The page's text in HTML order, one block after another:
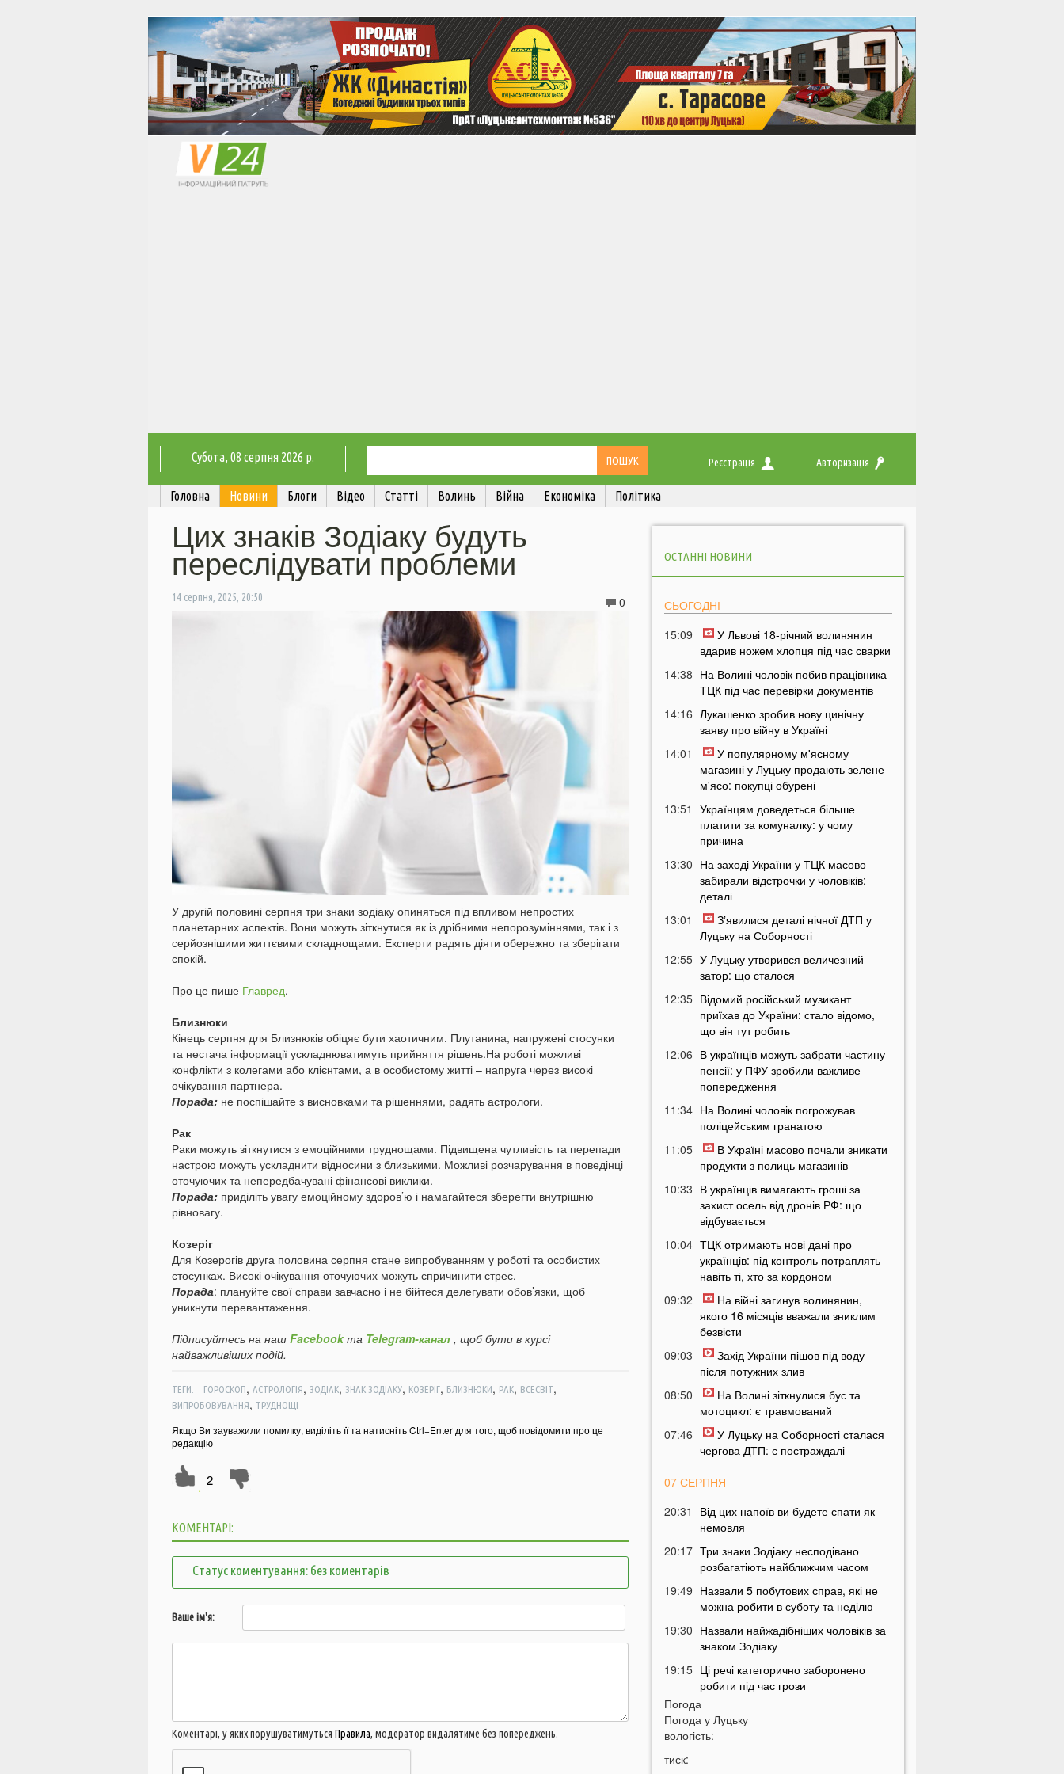
Субота, 08 серпня 2026 р. Реєстрація Авторизація
Головна Новини Блоги Відео Статті Волинь Війна Економіка Політика
Цих знаків Зодіаку будуть
переслідувати проблеми
14 серпня, 2025, 20:50 0
У другій половині серпня три знаки зодіаку опиняться під впливом непростих
планетарних аспектів. Вони можуть зіткнутися як із дрібними непорозуміннями, так і з
серйознішими життєвими складнощами. Експерти радять діяти обережно та зберігати
спокій.
Про це пише Главред.
Близнюки
Кінець серпня для Близнюків обіцяє бути хаотичним. Плутанина, напружені стосунки
та нестача інформації ускладнюватимуть прийняття рішень.На роботі можливі
конфлікти з колегами або клієнтами, а в особистому житті – напруга через високі
очікування партнера.
Порада: не поспішайте з висновками та рішеннями, радять астрологи.
Рак
Раки можуть зіткнутися з емоційними труднощами. Підвищена чутливість та перепади
настрою можуть ускладнити відносини з близькими. Можливі розчарування в поведінці
оточуючих та непередбачувані фінансові виклики.
Порада: приділіть увагу емоційному здоров’ю і намагайтеся зберегти внутрішню
рівновагу.
Козеріг
Для Козерогів друга половина серпня стане випробуванням у роботі та особистих
стосунках. Високі очікування оточуючих можуть спричинити стрес.
Порада: плануйте свої справи завчасно і не бійтеся делегувати обов’язки, щоб
уникнути перевантаження.
Підписуйтесь на наш Facebookта Telegram-канал , щоб бути в курсі
найважливіших подій.
ТЕГИ: ГОРОСКОП, АСТРОЛОГІЯ, ЗОДІАК, ЗНАК ЗОДІАКУ, КОЗЕРІГ, БЛИЗНЮКИ, РАК, ВСЕСВІТ,
ВИПРОБОВУВАННЯ, ТРУДНОЩІ
Якщо Ви зауважили помилку, виділіть її та натисніть Ctrl+Enter для того, щоб повідомити про це
редакцію
2
КОМЕНТАРІ:
Статус коментування: без коментарів
Ваше ім'я:
Коментарі, у яких порушуватимуться Правила, модератор видалятиме без попереджень.
ОСТАННІ НОВИНИ
СЬОГОДНІ
15:09
У Львові 18-річний волинянин
вдарив ножем хлопця під час сварки
14:38 На Волині чоловік побив працівника
ТЦК під час перевірки документів
14:16 Лукашенко зробив нову цинічну
заяву про війну в Україні
14:01
У популярному м'ясному
магазині у Луцьку продають зелене
м'ясо: покупці обурені
13:51
Українцям доведеться більше
платити за комуналку: у чому
причина
13:30 На заході України у ТЦК масово
забирали відстрочки у чоловіків:
деталі
13:01
Зʼявилися деталі нічної ДТП у
Луцьку на Соборності
12:55 У Луцьку утворився величезний
затор: що сталося
12:35 Відомий російський музикант
приїхав до України: стало відомо,
що він тут робить
12:06 В українців можуть забрати частину
пенсії: у ПФУ зробили важливе
попередження
11:34 На Волині чоловік погрожував
поліцейським гранатою
11:05
В Україні масово почали зникати
продукти з полиць магазинів
10:33 В українців вимагають гроші за
захист осель від дронів РФ: що
відбувається
10:04 ТЦК отримають нові дані про
українців: під контроль потраплять
навіть ті, хто за кордоном
09:32
На війні загинув волинянин,
якого 16 місяців вважали зниклим
безвісти
09:03
Захід України пішов під воду
після потужних злив
08:50
На Волині зіткнулися бус та
мотоцикл: є травмований
07:46
У Луцьку на Соборності сталася
чергова ДТП: є постраждалі
07 СЕРПНЯ
20:31
Від цих напоїв ви будете спати як
немовля
20:17 Три знаки Зодіаку несподівано
розбагатіють найближчим часом
19:49 Назвали 5 побутових справ, які не
можна робити в суботу та неділю
19:30 Назвали найжадібніших чоловіків за
знаком Зодіаку
19:15 Ці речі категорично заборонено
робити під час грози
18:52
впіймав 10-кілограмову рибу
Погода
Погода у Луцьку
вологість:
тиск: